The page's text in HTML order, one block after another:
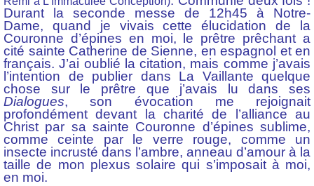
Durant la seconde messe de 12h45 à Notre-
Dame, quand je vivais cette élucidation de la
Couronne d’épines en moi, le prêtre prêchant a
cité sainte Catherine de Sienne, en espagnol et en
français. J’ai oublié la citation, mais comme j’avais
l’intention de publier dans La Vaillante quelque
chose sur le prêtre que j’avais lu dans ses
Dialogues, son évocation me rejoignait
profondément devant la charité de l’alliance au
Christ par sa sainte Couronne d’épines sublime,
comme ceinte par le verre rouge, comme un
insecte incrusté dans l’ambre, anneau d’amour à la
taille de mon plexus solaire qui s’imposait à moi,
en moi.